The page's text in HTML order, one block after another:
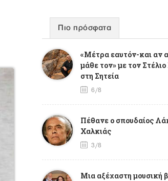
Πιο πρόσφατα
«Μέτρα εαυτόν-και αν
μάθε τον» με τον
στη Σητεία
6/8
Πέθανε ο σπουδαίος
Χαλκιάς
3/8
Mια αξέχαστη μουσική